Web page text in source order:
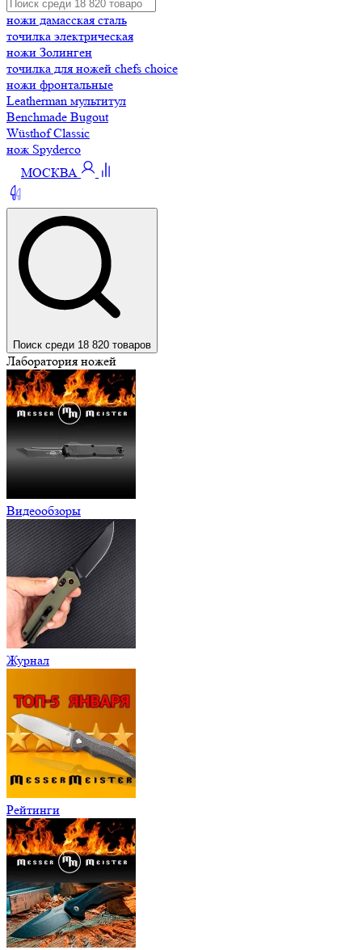
ножи дамасская сталь
точилка электрическая
ножи Золинген
точилка для ножей chefs choice
ножи фронтальные
Leatherman мультитул
Benchmade Bugout
Wüsthof Classic
нож Spyderco
МОСКВА
Поиск среди 18 820 товаров
Лаборатория ножей
Видеообзоры
Журнал
Рейтинги